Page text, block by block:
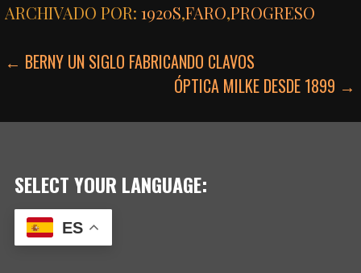
ARCHIVADO POR:1920S,FARO,PROGRESO
NAVEGACIÓN
← BERNY UN SIGLO FABRICANDO CLAVOS
ÓPTICA MILKE DESDE 1899 →
SELECT YOUR LANGUAGE:
ES